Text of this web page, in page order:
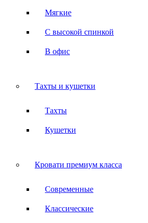
Мягкие
С высокой спинкой
В офис
Тахты и кушетки
Тахты
Кушетки
Кровати премиум класса
Современные
Классические